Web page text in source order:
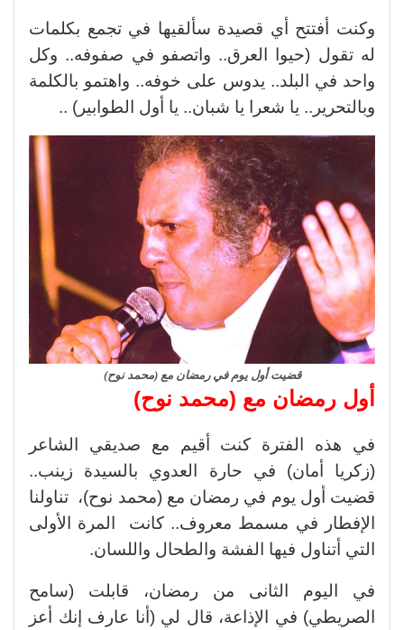
وكنت أفتتح أي قصيدة سألقيها في تجمع بكلمات
له تقول (حيوا العرق.. واتصفو في صفوفه.. وكل
واحد في البلد.. يدوس على خوفه.. واهتمو بالكلمة
وبالتحرير.. يا شعرا يا شبان.. يا أول الطوابير) ..
قضيت أول يوم في رمضان مع (محمد نوح)
أول رمضان مع (محمد نوح)
في هذه الفترة كنت أقيم مع صديقي الشاعر
(زكريا أمان) في حارة العدوي بالسيدة زينب..
قضيت أول يوم في رمضان مع (محمد نوح)، تناولنا
الإفطار في مسمط معروف.. كانت المرة الأولى
التي أتناول فيها الفشة والطحال واللسان.
في اليوم الثانى من رمضان، قابلت (سامح
الصريطي) في الإذاعة، قال لي (أنا عارف إنك أعز